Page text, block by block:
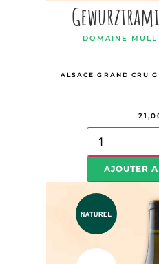
DOMAINE
ALSACE GRAND CRU
AJOUTER